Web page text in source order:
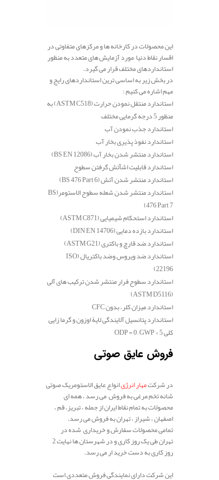
این محصولات در کارخانه ها و مرکزهای متفاوتی در
اقسار نقاط دنیا مورد آزمایش های متعدد به منظور
استانداردهای مختلف قرار می گیرد.
در بخش زیر به اساسی ترین استانداردهای رایج و
مهم اشاره می کنیم :
استاندارد منتقل نمودن حرارت(ASTM C518)
به
منظور 5 درجه گرمایی مختلف
استاندارد جذب نمودن آب
استاندارد نفوذ پذیری بخار آب
استاندارد منتشر شدن بخار آب(BS EN 12086)
استاندارد قابلیت اشآتش گرفتن سطوح
استاندارد منتشر شدن آتش(BS 476 Part 6)
استاندارد منتشر شدن شعله سطوح الاستومر(BS
476 Part 7)
استاندارد استحکام شیمیایی(ASTM C871)
استاندارد بازده دمایی(DIN EN 14706)
استاندارد ضد قارچ و باکتری(ASTM G21)
استاندارد ضد ویروس وضد باکتریال (ISO
22196)
استاندارد سطوح فرار منتشر شدن ترکیب های آلی
(ASTM D5116)
استاندارد میزان کلر، بدونCFC
استاندارد پتانسیل آلایندگی لایۀ اوزون و گرما زایی
کلیODP = 0 , GWP < 5
فروش عایق صوتی
در شرکتمهار انرژیانواع عایق الاستومریک صوتی
شانه تخم مرغی به فروش می رسد ، همه ای
محصولات به تمام نقاط ایران از جمله ، تبریز، قم ،
اصفهان ، شیراز ، تهران به فروش می رسد.
تمامی محصولات سفارش و خریداری شده در
تهران طی یک روز کاری و در شهرستان ها نهایت 2
روز کاری به دست خرید ار می رسد.
این شرکت دارای نمایندگی فروش متعددی است